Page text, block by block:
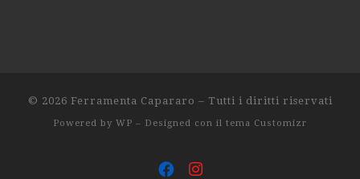
© 2026 Ferramenta Capararo – Tutti i diritti riservati
Powered by WP – Designed con il tema Customizr